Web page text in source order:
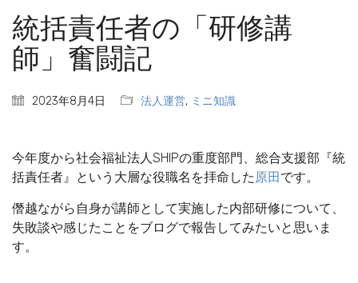
統括責任者の「研修講
師」奮闘記
2023年8月4日 法人運営, ミニ知識
今年度から社会福祉法人SHIPの重度部門、総合支援部『統
括責任者』という大層な役職名を拝命した原田 です。
僭越ながら自身が講師として実施した内部研修について、
失敗談や感じたことをブログで報告してみたいと思いま
す。